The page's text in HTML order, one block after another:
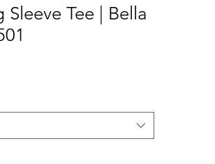
Sleeve Tee | Bella